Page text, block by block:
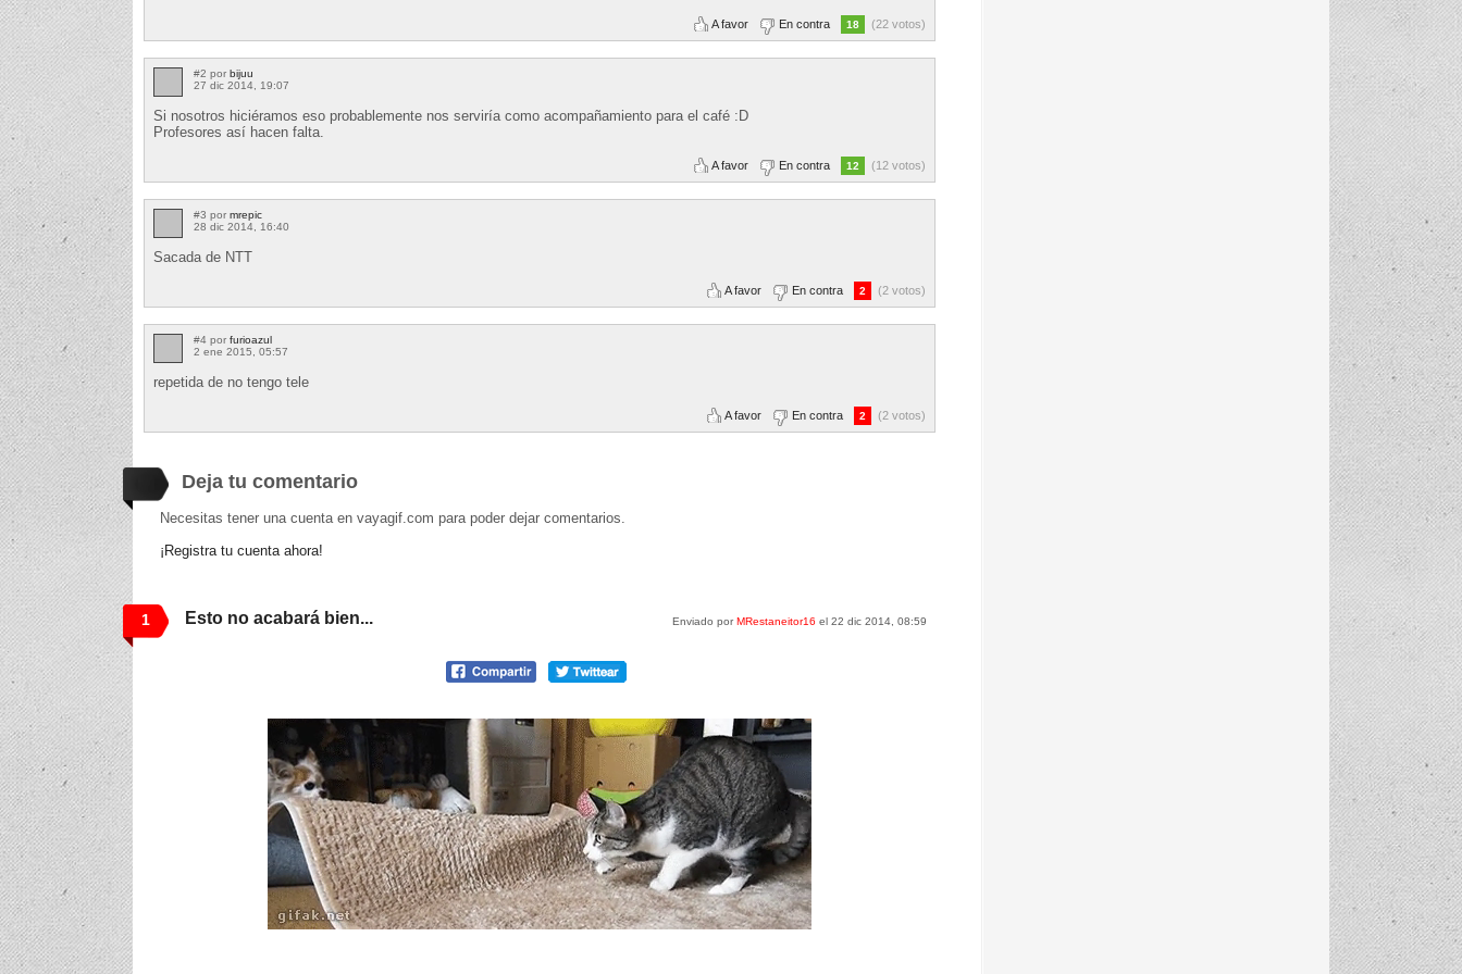
A favor En contra 18 (22 votos)
#2 por bijuu
27 dic 2014, 19:07
Si nosotros hiciéramos eso probablemente nos serviría como acompañamiento para el café :D
Profesores así hacen falta.
A favor En contra 12 (12 votos)
#3 por mrepic
28 dic 2014, 16:40
Sacada de NTT
A favor En contra 2 (2 votos)
#4 por furioazul
2 ene 2015, 05:57
repetida de no tengo tele
A favor En contra 2 (2 votos)
Deja tu comentario
Necesitas tener una cuenta en vayagif.com para poder dejar comentarios.
¡Registra tu cuenta ahora!
1 Enviado porMRestaneitor16 el 22 dic 2014, 08:59
Esto no acabará bien...